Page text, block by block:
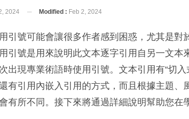
2024 Modified : Feb 2, 2024
引號可能會讓很多作者感到困惑，尤其是對
引號是用來說明此文本逐字引用自另一文本
出現專業術語時使用引號。文本引用有“切
有引用內嵌入引用的方式，而且根據主題、
有所不同。接下來將通過詳細說明幫助您在